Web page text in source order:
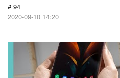
# 94
2020-09-10 14:20